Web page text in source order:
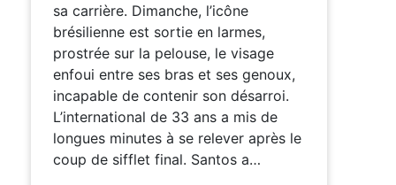
sa carrière. Dimanche, l’icône
brésilienne est sortie en larmes,
prostrée sur la pelouse, le visage
enfoui entre ses bras et ses genoux,
incapable de contenir son désarroi.
L’international de 33 ans a mis de
longues minutes à se relever après le
coup de sifflet final. Santos a…